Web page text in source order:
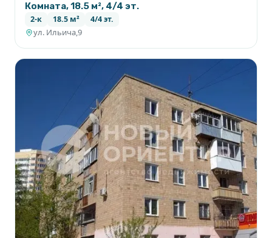
Комната, 18.5 м², 4/4 эт.
2-к 18.5 м² 4/4 эт.
ул. Ильича,9